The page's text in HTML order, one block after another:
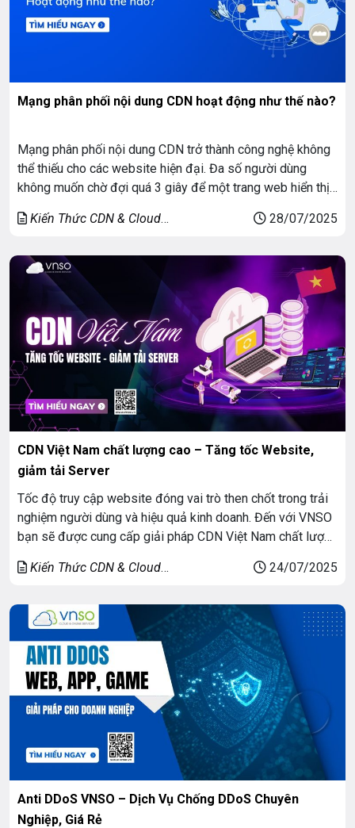
Mạng phân phối nội dung CDN hoạt động như thế nào?
Mạng phân phối nội dung CDN trở thành công nghệ không
thể thiếu cho các website hiện đại. Đa số người dùng
không muốn chờ đợi quá 3 giây để một trang web hiển thị.
khách hàng mỗi ngày. Vậy chính xác thì CDN […]
Kiến Thức CDN & Cloud
28/07/2025
CDN Việt Nam chất lượng cao – Tăng tốc Website,
giảm tải Server
Tốc độ truy cập website đóng vai trò then chốt trong trải
nghiệm người dùng và hiệu quả kinh doanh. Đến với VNSO
bạn sẽ được cung cấp giải pháp CDN Việt Nam chất lượng
phản hồi và tối ưu hiệu suất website. […]
Kiến Thức CDN & Cloud
24/07/2025
Anti DDoS VNSO – Dịch Vụ Chống DDoS Chuyên
Nghiệp, Giá Rẻ